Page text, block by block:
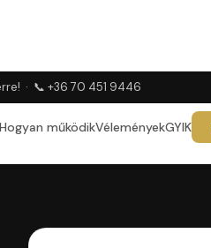
· 📞 +36 70 451 9446
Hogyan működikVéleményekGYIK